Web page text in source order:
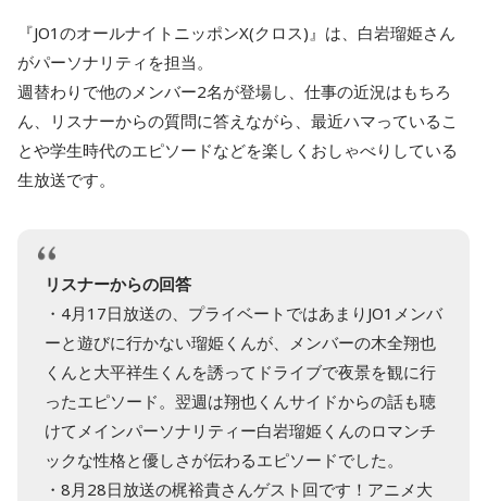
『JO1のオールナイトニッポンX(クロス)』は、白岩瑠姫さん
がパーソナリティを担当。
週替わりで他のメンバー2名が登場し、仕事の近況はもちろ
ん、リスナーからの質問に答えながら、最近ハマっているこ
とや学生時代のエピソードなどを楽しくおしゃべりしている
生放送です。
リスナーからの回答
・4月17日放送の、プライベートではあまりJO1メンバ
ーと遊びに行かない瑠姫くんが、メンバーの木全翔也
くんと大平祥生くんを誘ってドライブで夜景を観に行
ったエピソード。翌週は翔也くんサイドからの話も聴
けてメインパーソナリティー白岩瑠姫くんのロマンチ
ックな性格と優しさが伝わるエピソードでした。
・8月28日放送の梶裕貴さんゲスト回です！アニメ大